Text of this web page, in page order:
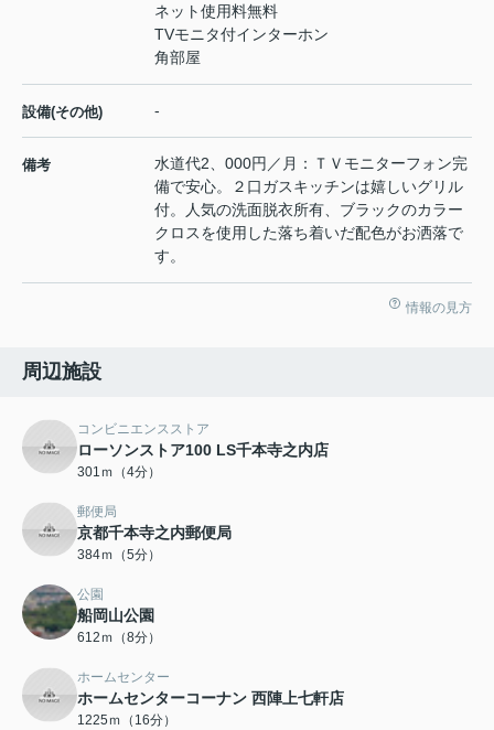
ネット使用料無料
TVモニタ付インターホン
角部屋
設備(その他) -
備考
水道代2、000円／月：ＴＶモニターフォン完
備で安心。２口ガスキッチンは嬉しいグリル
付。人気の洗面脱衣所有、ブラックのカラー
クロスを使用した落ち着いだ配色がお洒落で
す。
情報の見方
周辺施設
コンビニエンスストア
ローソンストア100 LS千本寺之内店
301ｍ（4分）
郵便局
京都千本寺之内郵便局
384ｍ（5分）
公園
船岡山公園
612ｍ（8分）
ホームセンター
ホームセンターコーナン 西陣上七軒店
1225ｍ（16分）